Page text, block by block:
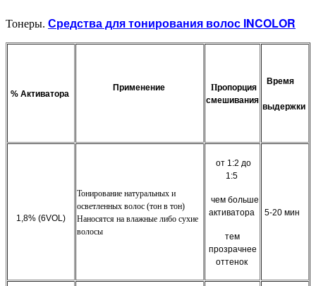
Тонеры. Средства для тонирования волос INCOLOR
% Активатора
Применение Пропорция
смешивания
Время
выдержки
1,8% (6VOL)
Тонирование натуральных и
осветленных волос (тон в тон)
Наносятся на влажные либо сухие
волосы
от 1:2 до
1:5
чем больше
активатора
тем
прозрачнее
оттенок
5-20 мин